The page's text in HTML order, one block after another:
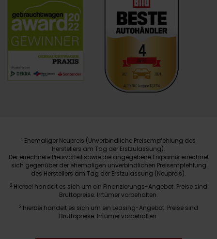
1 Ehemaliger Neupreis (Unverbindliche Preisempfehlung des
Herstellers am Tag der Erstzulassung).
Der errechnete Preisvorteil sowie die angegebene Ersparnis errechnet
sich gegenüber der ehemaligen unverbindlichen Preisempfehlung
des Herstellers am Tag der Erstzulassung (Neupreis).
2 Hierbei handelt es sich um ein Finanzierungs-Angebot. Preise sind
Bruttopreise. Irrtümer vorbehalten.
3 Hierbei handelt es sich um ein Leasing-Angebot. Preise sind
Bruttopreise. Irrtümer vorbehalten.